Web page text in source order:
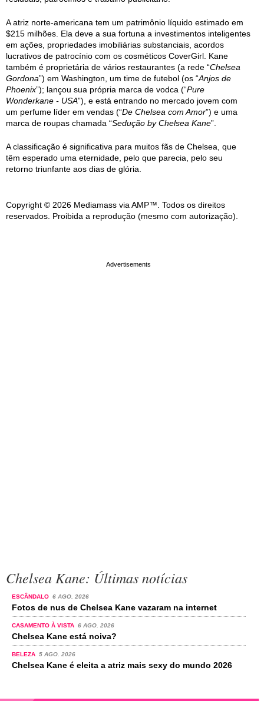
A atriz norte-americana tem um patrimônio líquido estimado em
$215 milhões. Ela deve a sua fortuna a investimentos inteligentes
em ações, propriedades imobiliárias substanciais, acordos
lucrativos de patrocínio com os cosméticos CoverGirl. Kane
também é proprietária de vários restaurantes (a rede “Chelsea
Gordona”) em Washington, um time de futebol (os “Anjos de
Phoenix”); lançou sua própria marca de vodca (“Pure
Wonderkane - USA”), e está entrando no mercado jovem com
um perfume líder em vendas (“De Chelsea com Amor”) e uma
marca de roupas chamada “Sedução by Chelsea Kane”.
A classificação é significativa para muitos fãs de Chelsea, que
têm esperado uma eternidade, pelo que parecia, pelo seu
retorno triunfante aos dias de glória.
Copyright © 2026 Mediamass via AMP™. Todos os direitos
reservados. Proibida a reprodução (mesmo com autorização).
Chelsea Kane: Últimas notícias
ESCÂNDALO 6 AGO. 2026
Fotos de nus de Chelsea Kane vazaram na internet
CASAMENTO À VISTA 6 AGO. 2026
Chelsea Kane está noiva?
BELEZA 5 AGO. 2026
Chelsea Kane é eleita a atriz mais sexy do mundo 2026